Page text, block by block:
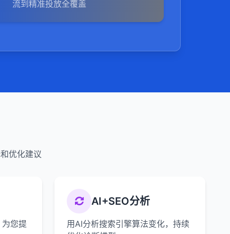
流到精准投放全覆盖
优化建议
您提
AI+SEO分析
用AI分析搜索引擎算法变化，持续